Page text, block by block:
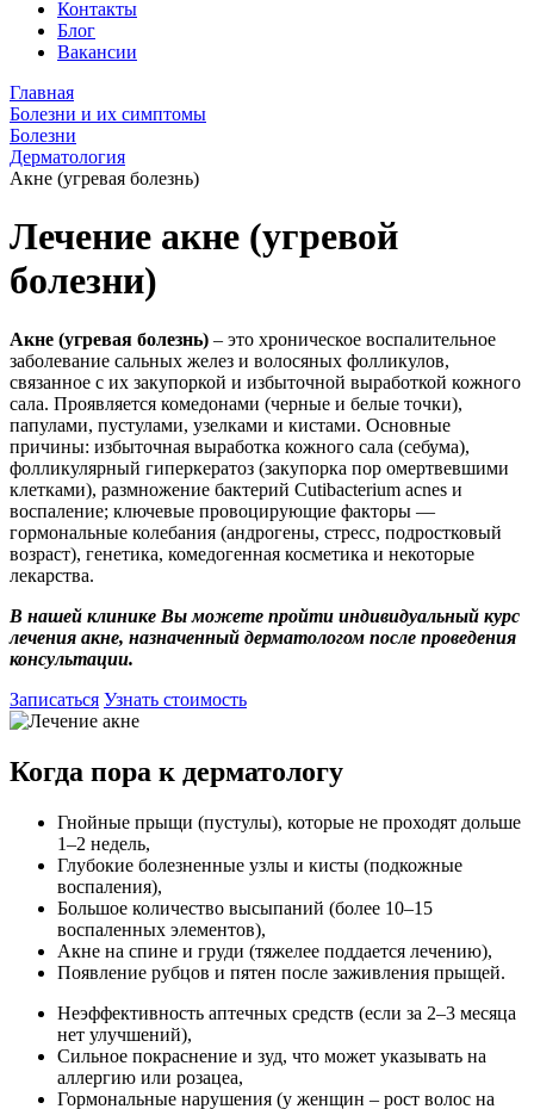
Контакты
Блог
Вакансии
Главная
Болезни и их симптомы
Болезни
Дерматология
Акне (угревая болезнь)
Лечение акне (угревой
болезни)
Акне (угревая болезнь) – это хроническое воспалительное
заболевание сальных желез и волосяных фолликулов,
связанное с их закупоркой и избыточной выработкой кожного
сала. Проявляется комедонами (черные и белые точки),
папулами, пустулами, узелками и кистами. Основные
причины: избыточная выработка кожного сала (себума),
фолликулярный гиперкератоз (закупорка пор омертвевшими
клетками), размножение бактерий Cutibacterium acnes и
воспаление; ключевые провоцирующие факторы —
гормональные колебания (андрогены, стресс, подростковый
возраст), генетика, комедогенная косметика и некоторые
лекарства.
В нашей клинике Вы можете пройти индивидуальный курс
лечения акне, назначенный дерматологом после проведения
консультации.
Записаться Узнать стоимость
Когда пора к дерматологу
Гнойные прыщи (пустулы), которые не проходят дольше
1–2 недель,
Глубокие болезненные узлы и кисты (подкожные
воспаления),
Большое количество высыпаний (более 10–15
воспаленных элементов),
Акне на спине и груди (тяжелее поддается лечению),
Появление рубцов и пятен после заживления прыщей.
Неэффективность аптечных средств (если за 2–3 месяца
нет улучшений),
Сильное покраснение и зуд, что может указывать на
аллергию или розацеа,
Гормональные нарушения (у женщин – рост волос на